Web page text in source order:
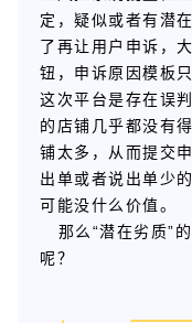
定，疑似或者有潜
了再让用户申诉，
钮，申诉原因模板
这次平台是存在误
的店铺几乎都没有
铺太多，从而提交
出单或者说出单少
可能没什么价值。
那么“潜在劣质”
呢？